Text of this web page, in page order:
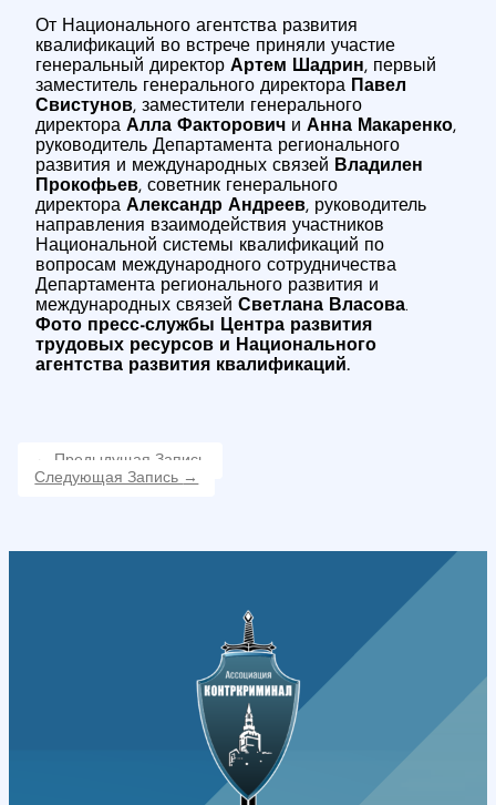
От Национального агентства развития
квалификаций во встрече приняли участие
генеральный директор Артем Шадрин, первый
заместитель генерального директора
Павел
Свистунов, заместители генерального
директора Алла Факторовичи Анна Макаренко,
руководитель Департамента регионального
развития и международных связей Владилен
Прокофьев, советник генерального
директора Александр Андреев, руководитель
направления взаимодействия участников
Национальной системы квалификаций по
вопросам международного сотрудничества
Департамента регионального развития и
международных связей Светлана Власова.
Фото пресс-службы Центра развития
трудовых ресурсов и Национального
агентства развития квалификаций.
Предыдущая Запись
Следующая Запись →